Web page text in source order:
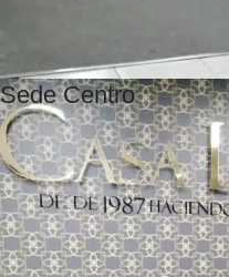
Sede Centro